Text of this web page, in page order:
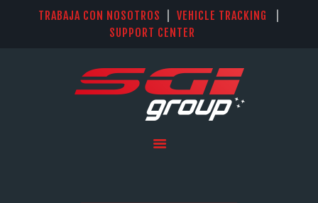
TRABAJA CON NOSOTROS VEHICLE TRACKING
SUPPORT CENTER
INICIO